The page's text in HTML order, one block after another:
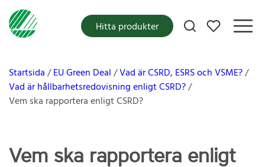
Mina favoriter
Hitta produkter
Startsida EU Green Deal Vad är CSRD, ESRS och VSME?
Vad är hållbarhetsredovisning enligt CSRD?
Vem ska rapportera enligt CSRD?
Vem ska rapportera enligt